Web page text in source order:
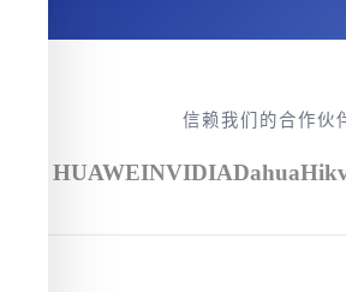
信赖我们的合作伙
HUAWEINVIDIADahua